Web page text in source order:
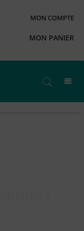
MON COMPTE
MON PANIER